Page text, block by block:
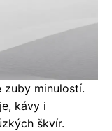
zuby minulostí.
kávy i
škvír.